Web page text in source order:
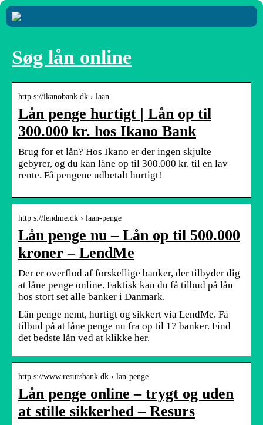
Søg lån online
http s://ikanobank.dk › laan
Lån penge hurtigt | Lån op til
300.000 kr. hos Ikano Bank
Brug for et lån? Hos Ikano er der ingen skjulte
gebyrer, og du kan låne op til 300.000 kr. til en lav
rente. Få pengene udbetalt hurtigt!
http s://lendme.dk › laan-penge
Lån penge nu – Lån op til 500.000
kroner – LendMe
Der er overflod af forskellige banker, der tilbyder dig
at låne penge online. Faktisk kan du få tilbud på lån
hos stort set alle banker i Danmark.
Lån penge nemt, hurtigt og sikkert via LendMe. Få
tilbud på at låne penge nu fra op til 17 banker. Find
det bedste lån ved at klikke her.
http s://www.resursbank.dk › lan-penge
Lån penge online – trygt og uden
at stille sikkerhed – Resurs